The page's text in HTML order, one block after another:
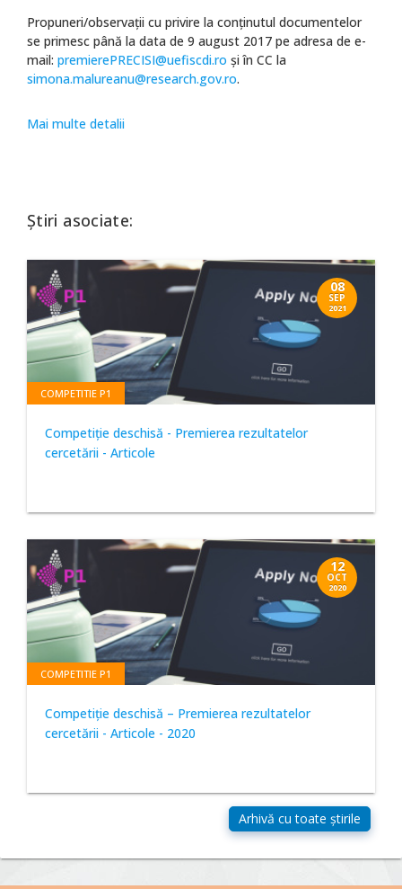
Propuneri/observații cu privire la conținutul documentelor
se primesc până la data de 9 august 2017 pe adresa de e-
mail: premierePRECISI@uefiscdi.ro și în CC la
simona.malureanu@research.gov.ro.
Mai multe detalii
Știri asociate:
08
SEP
2021
COMPETITIE P1
Competiție deschisă - Premierea rezultatelor
cercetării - Articole
12
OCT
2020
COMPETITIE P1
Competiție deschisă – Premierea rezultatelor
cercetării - Articole - 2020